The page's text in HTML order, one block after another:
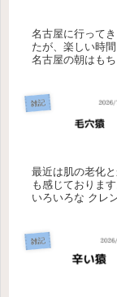
名古屋に行って
たが、楽しい時
名古屋の朝はも
雑記
最近は肌の老化
も感じておりま
いろいろな クレ
雑記